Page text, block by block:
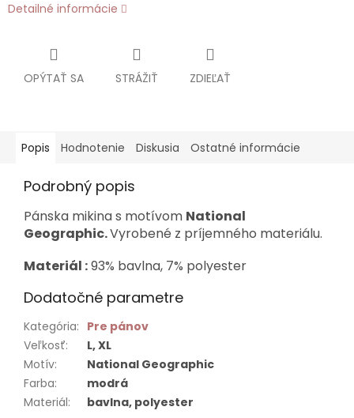
Detailné informácie
OPÝTAŤ SA STRÁŽIŤ ZDIEĽAŤ
Popis Hodnotenie Diskusia Ostatné informácie
Podrobný popis
Pánska mikina s motívom National
Geographic.Vyrobené z príjemného materiálu.
Materiál :93% bavlna, 7% polyester
Dodatočné parametre
Kategória: Pre pánov
Veľkosť:
L, XL
Motív:
National Geographic
Farba:
modrá
Materiál: bavlna, polyester